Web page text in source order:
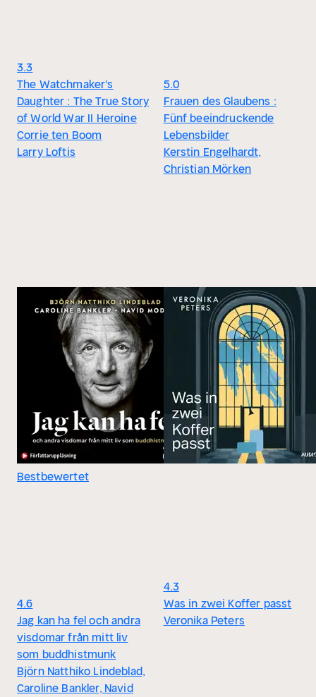
3.3
The Watchmaker's
Daughter : The True Story
of World War II Heroine
Corrie ten Boom
Larry Loftis
5.0
Frauen des Glaubens :
Fünf beeindruckende
Lebensbilder
Kerstin Engelhardt,
Christian Mörken
Bestbewertet
4.6
Jag kan ha fel och andra
visdomar från mitt liv
som buddhistmunk
Björn Natthiko Lindeblad,
Caroline Bankler, Navid
4.3
Was in zwei Koffer passt
Veronika Peters